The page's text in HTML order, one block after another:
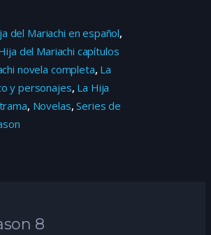
del Mariachi en español,
del Mariachi capítulos
novela completa, La
y personajes, La Hija
, Novelas,Series de
8